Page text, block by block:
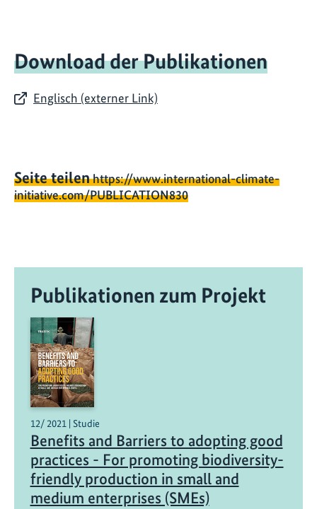
Download der Publikationen
Englisch (externer Link)
Seite teilenhttps://www.international-climate-
initiative.com/PUBLICATION830
Publikationen zum Projekt
12/ 2021 | Studie
Benefits and Barriers to adopting good
practices - For promoting biodiversity-
friendly production in small and
medium enterprises (SMEs)